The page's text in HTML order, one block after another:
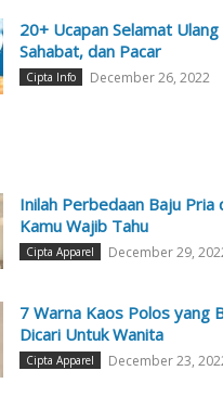
20+ Ucapan Selamat
Sahabat, dan Pacar
Cipta Info December 26, 2022
Inilah Perbedaan Baju Pria
Kamu Wajib Tahu
Cipta Apparel December 29,
7 Warna Kaos Polos yang
Dicari Untuk Wanita
Cipta Apparel December 23,